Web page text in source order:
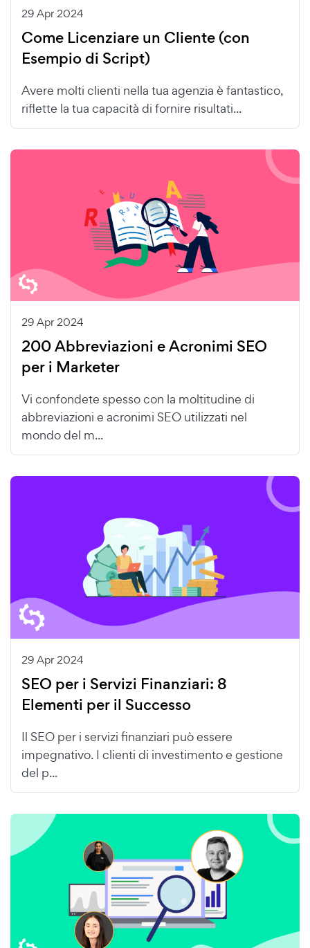
29 Apr 2024
Come Licenziare un Cliente (con
Esempio di Script)
Avere molti clienti nella tua agenzia è fantastico,
riflette la tua capacità di fornire risultati...
29 Apr 2024
200 Abbreviazioni e Acronimi SEO
per i Marketer
Vi confondete spesso con la moltitudine di
abbreviazioni e acronimi SEO utilizzati nel
mondo del m...
29 Apr 2024
SEO per i Servizi Finanziari: 8
Elementi per il Successo
Il SEO per i servizi finanziari può essere
impegnativo. I clienti di investimento e gestione
del p...